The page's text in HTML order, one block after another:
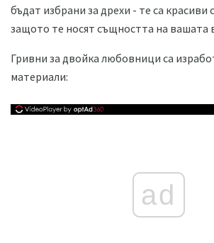
бъдат избрани за дрехи - те са красиви
защото те носят същността на вашата
Гривни за двойка любовници са
материали:
ad